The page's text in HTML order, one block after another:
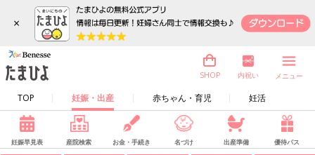
×
TOP 妊娠・出産 赤ちゃん・育児 妊活
SHOP 内祝い メニュー
妊娠早見表 産院検索 お金・手続き 名づけ 出産準備 優待パス